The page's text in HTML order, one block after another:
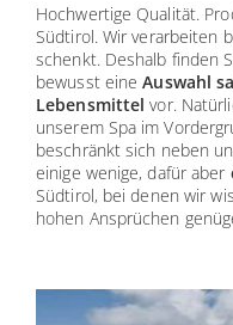
Hochwertige Qualität.
Südtirol. Wir verarbeiten
schenkt. Deshalb finden
bewusst eineAuswahl
Lebensmittelvor.
unserem Spa im
beschränkt sich neben
einige wenige, dafür aber
Südtirol, bei denen wir
hohen Ansprüchen